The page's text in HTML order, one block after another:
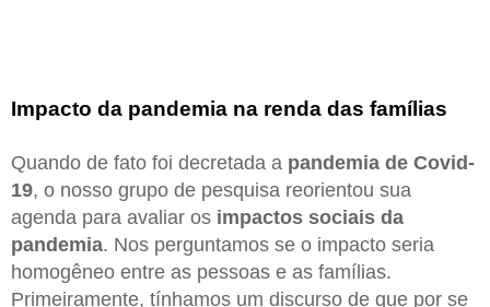
Impacto da pandemia na renda das famílias
Quando de fato foi decretada a pandemia de Covid-
19, o nosso grupo de pesquisa reorientou sua
agenda para avaliar os impactos sociais da
pandemia. Nos perguntamos se o impacto seria
homogêneo entre as pessoas e as famílias.
Primeiramente, tínhamos um discurso de que por se